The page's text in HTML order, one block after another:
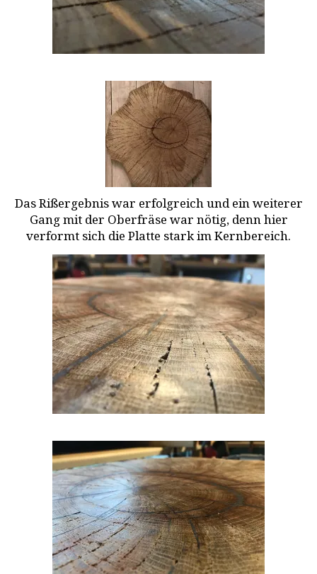
Das Rißergebnis war erfolgreich und ein weiterer
Gang mit der Oberfräse war nötig, denn hier
verformt sich die Platte stark im Kernbereich.